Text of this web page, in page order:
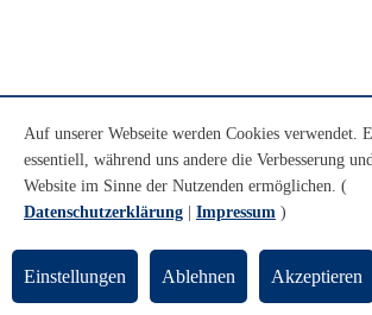
Auf unserer Webseite werden Cookies verwendet.
essentiell, während uns andere die Verbesserung
Website im Sinne der Nutzenden ermöglichen. (
Datenschutzerklärung
Impressum )
Einstellungen Ablehnen Akzeptieren